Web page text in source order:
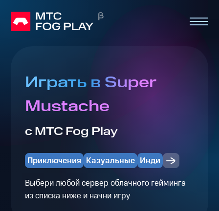
Играть в Super
Mustache
с МТС Fog Play
Приключения Казуальные Инди
Выбери любой сервер облачного гейминга
из списка ниже и начни игру